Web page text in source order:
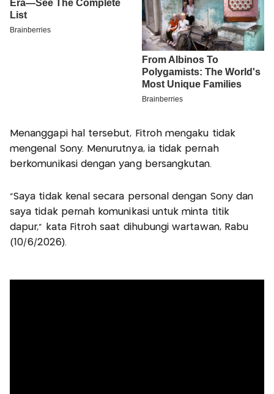
Menanggapi hal tersebut, Fitroh mengaku tidak
mengenal Sony. Menurutnya, ia tidak pernah
berkomunikasi dengan yang bersangkutan.
"Saya tidak kenal secara personal dengan Sony dan
saya tidak pernah komunikasi untuk minta titik
dapur," kata Fitroh saat dihubungi wartawan, Rabu
(10/6/2026).